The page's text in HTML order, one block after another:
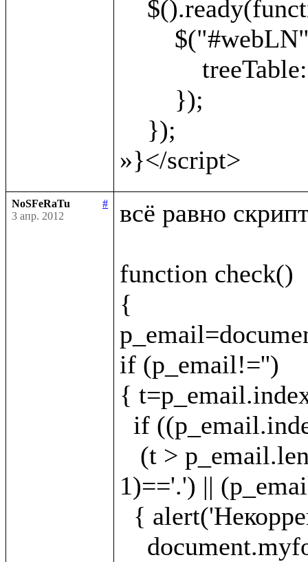
NoSFeRaTu
#
3 апр. 2012
всё равно
function check()
{
if (p_email!='')
{
1)=='.') ||